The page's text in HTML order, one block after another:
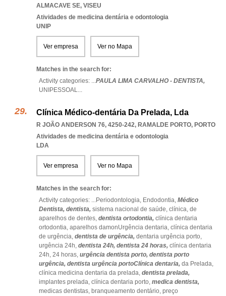
ALMACAVE SE, VISEU
Atividades de medicina dentária e odontologia
UNIP
Ver empresa Ver no Mapa
Matches in the search for:
Activity categories: ...PAULA LIMA CARVALHO - DENTISTA,
UNIPESSOAL...
Clínica Médico-dentária Da Prelada, Lda
R JOÃO ANDERSON 76, 4250-242, RAMALDE PORTO, PORTO
Atividades de medicina dentária e odontologia
LDA
Ver empresa Ver no Mapa
Matches in the search for:
Activity categories: ...Periodontologia, Endodontia, Médico
Dentista, dentista, sistema nacional de saúde, clínica, de
aparelhos de dentes, dentista ortodontia, clínica dentaria
ortodontia, aparelhos damonUrgência dentaria, clínica dentaria
de urgência, dentista de urgência, dentaria urgência porto,
urgência 24h, dentista 24h, dentista 24 horas, clínica dentaria
24h, 24 horas, urgência dentista porto, dentista porto
urgência, dentista urgência portoClínica dentaria, da Prelada,
clínica medicina dentaria da prelada, dentista prelada,
implantes prelada, clínica dentaria porto, medica dentista,
medicas dentistas, branqueamento dentário, preço